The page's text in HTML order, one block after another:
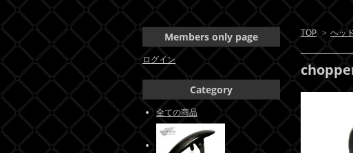
TOP > ヘッ
Members only page
ログイン
Category
全ての商品